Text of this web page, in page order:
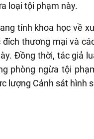
loại tội phạm này.
tính khoa học về
thương mại và
Đồng thời, tác giả
phòng ngừa tội
lượng Cảnh sát hình